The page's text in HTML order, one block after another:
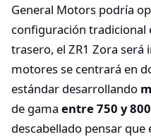
General Motors podría
configuración
trasero, el ZR1 Zora será
motores se centrará en
estándar desarrollando
de gama entre 750 y 800
descabellado pensar que